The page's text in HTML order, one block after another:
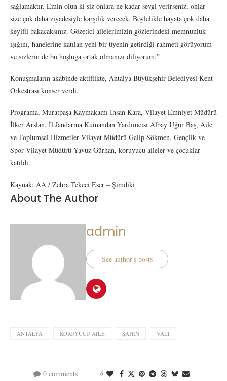
sağlamaktır. Emin olun ki siz onlara ne kadar sevgi verirseniz, onlar
size çok daha ziyadesiyle karşılık verecek. Böylelikle hayata çok daha
keyifli bakacaksınız. Gözetici ailelerimizin gözlerindeki memnunluk
ışığını, hanelerine katılan yeni bir üyenin getirdiği rahmeti görüyorum
ve sizlerin de bu hoşluğa ortak olmanızı diliyorum.”
Konuşmaların akabinde aktiflikte, Antalya Büyükşehir Belediyesi Kent
Orkestrası konser verdi.
Programa, Muratpaşa Kaymakamı İhsan Kara, Vilayet Emniyet Müdürü
İlker Arslan, İl Jandarma Kumandan Yardımcısı Albay Uğur Baş, Aile
ve Toplumsal Hizmetler Vilayet Müdürü Galip Sökmen, Gençlik ve
Spor Vilayet Müdürü Yavuz Gürhan, koruyucu aileler ve çocuklar
katıldı.
Kaynak: AA / Zehra Tekeci Eser – Şimdiki
About The Author
admin
See author's posts
ANTALYA KORUYUCU AILE ŞAHIN VALI
0 comments 0